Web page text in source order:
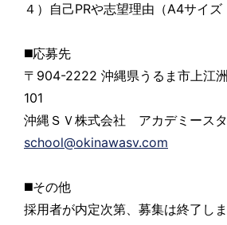
４）自己PRや志望理由（A4サイズ
◼️応募先
〒904-2222 沖縄県うるま市上江
101
沖縄ＳＶ株式会社 アカデミース
school@okinawasv.com
◼️その他
採用者が内定次第、募集は終了しま